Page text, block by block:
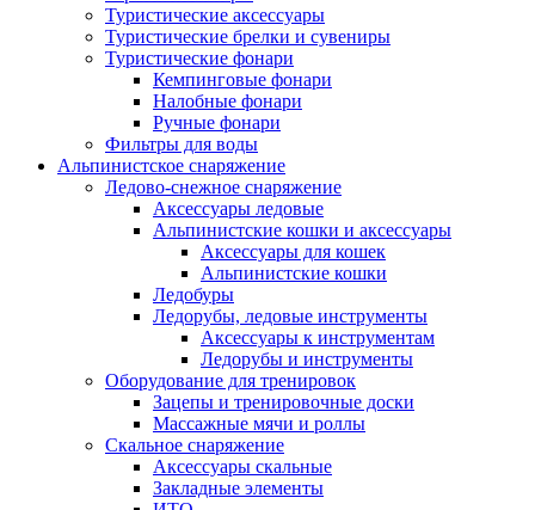
Туристические аксессуары
Туристические брелки и сувениры
Туристические фонари
Кемпинговые фонари
Налобные фонари
Ручные фонари
Фильтры для воды
Альпинистское снаряжение
Ледово-снежное снаряжение
Аксессуары ледовые
Альпинистские кошки и аксессуары
Аксессуары для кошек
Альпинистские кошки
Ледобуры
Ледорубы, ледовые инструменты
Аксессуары к инструментам
Ледорубы и инструменты
Оборудование для тренировок
Зацепы и тренировочные доски
Массажные мячи и роллы
Скальное снаряжение
Аксессуары скальные
Закладные элементы